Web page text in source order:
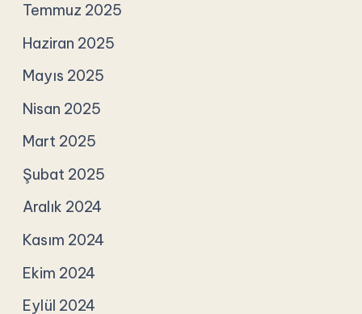
Temmuz 2025
Haziran 2025
Mayıs 2025
Nisan 2025
Mart 2025
Şubat 2025
Aralık 2024
Kasım 2024
Ekim 2024
Eylül 2024